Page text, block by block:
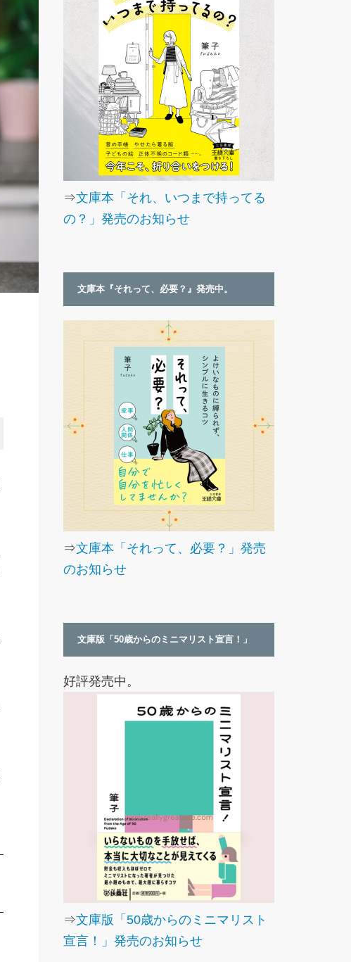
⇒文庫本「それ、いつまで持ってる
の？」発売のお知らせ
文庫本『それって、必要？』発売中。
⇒文庫本「それって、必要？」発売
のお知らせ
文庫版「50歳からのミニマリスト宣言！」
好評発売中。
⇒文庫版「50歳からのミニマリスト
宣言！」発売のお知らせ